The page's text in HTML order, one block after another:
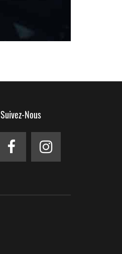
Suivez-Nous